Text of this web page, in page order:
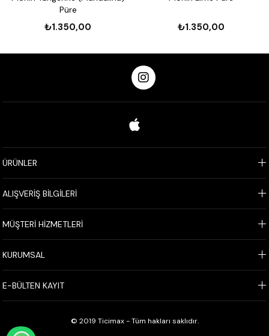
Püre
₺1.350,00 ₺1.350,00
ÜRÜNLER
ALIŞVERİŞ BİLGİLERİ
MÜŞTERİ HİZMETLERİ
KURUMSAL
E-BÜLTEN KAYIT
© 2019 Ticimax - Tüm hakları saklıdır.